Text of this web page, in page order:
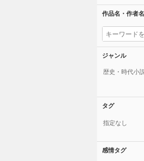
作品名・作者
ジャンル
歴史・時代小
タグ
指定なし
感情タグ